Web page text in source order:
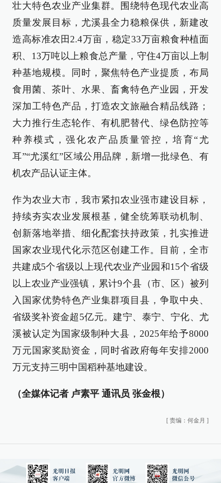
壮大特色农业产业集群。围绕特色现代农业高
质量发展目标，尤溪县全力稳粮保供，新建改
造高标准农田2.4万亩，稳定33万亩粮食种植面
积、13万吨以上粮食总产量，守住4万亩以上制
种基地规模。同时，聚焦特色产业提质，布局
食用菌、茶叶、水果、畜禽特色产业园，开发
深加工特色产品，打造农文旅融合精品线路；
大力推行生态轮作、有机肥替代、绿色防控等
种养模式，强化农产品质量管控，培育“尤
耳”“尤溪红”区域公用品牌，新增一批绿色、有
机农产品认证主体。
作为农业大市，我市紧扣农业强市建设目标，
持续夯实农业发展根基，健全统筹联动机制、
创新落地举措、细化配套扶持政策，扎实推进
国家农业现代化示范区创建工作。目前，全市
共建成5个省级以上现代农业产业园和15个省级
以上农业产业强镇，累计9个县（市、区）被列
入国家优势特色产业集群项目县，争取中央、
省级奖补资金超5亿元。建宁、泰宁、宁化、尤
溪被认定为国家级制种大县，2025年给予8000
万元国家奖励资金，同时省政府每年安排2000
万元支持三明中国稻种基地建设。
（全媒体记者 卢素平 通讯员 张金根）
[ 责编：何金月 ]